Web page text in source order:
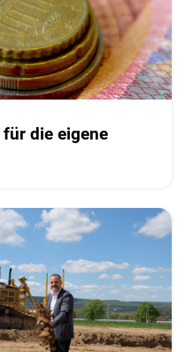
die eigene